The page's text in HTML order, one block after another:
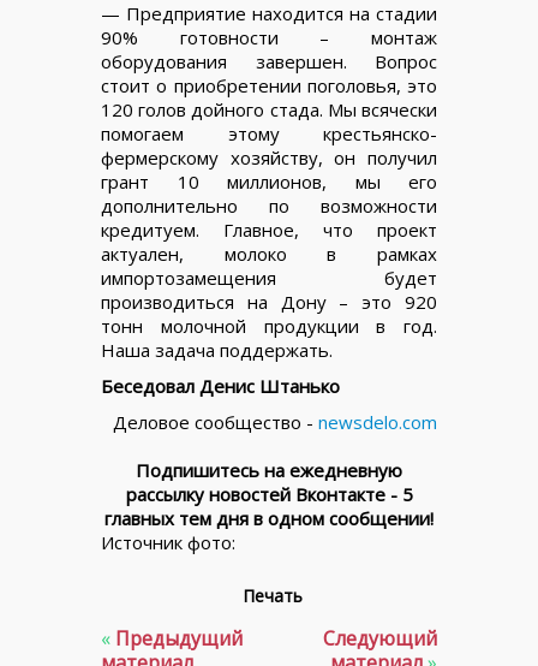
— Предприятие находится на стадии
90% готовности – монтаж
оборудования завершен. Вопрос
стоит о приобретении поголовья, это
120 голов дойного стада. Мы всячески
помогаем этому крестьянско-
фермерскому хозяйству, он получил
грант 10 миллионов, мы его
дополнительно по возможности
кредитуем. Главное, что проект
актуален, молоко в рамках
импортозамещения будет
производиться на Дону – это 920
тонн молочной продукции в год.
Наша задача поддержать.
Беседовал Денис Штанько
Деловое сообщество - newsdelo.com
Подпишитесь на ежедневную
рассылку новостей Вконтакте - 5
главных тем дня в одном сообщении!
Источник фото:
Печать
« Предыдущий
Следующий